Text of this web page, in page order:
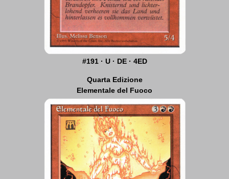
#191 · U · DE · 4ED
Quarta Edizione
Elementale del Fuoco